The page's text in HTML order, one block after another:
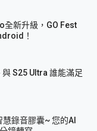
全新升級，GO Fest
！
S25 Ultra 誰能滿足
錄音膠囊~ 您的AI